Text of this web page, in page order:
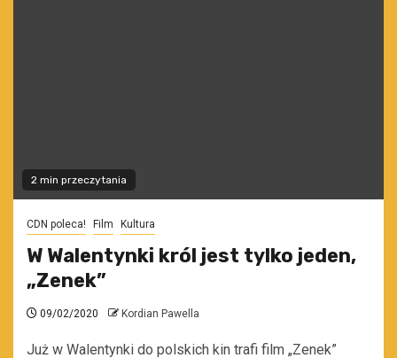
2 min przeczytania
CDN poleca! Film Kultura
W Walentynki król jest tylko jeden,
„Zenek”
09/02/2020 Kordian Pawella
Już w Walentynki do polskich kin trafi film „Zenek”